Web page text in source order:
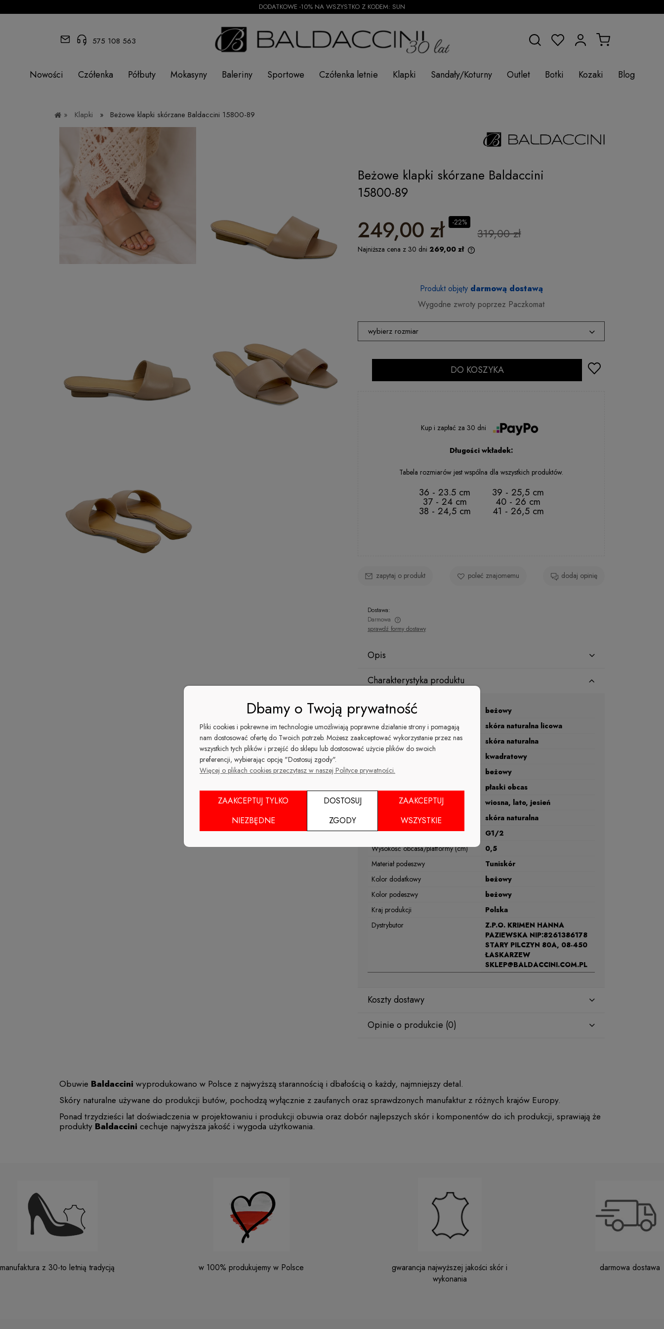
DODATKOWE -10% NA WSZYSTKO Z KODEM: SUN
575 108 563
Nowości Czółenka Półbuty Mokasyny Baleriny Sportowe Czółenka letnie Klapki Sandały/Koturny Outlet Botki Kozaki Blog
» Klapki » Beżowe klapki skórzane Baldaccini 15800-89
Beżowe klapki skórzane Baldaccini
15800-89
249,00 zł 319,00 zł
-22%
Najniższa cena z 30 dni 269,00 zł
Produkt objętydarmową dostawą
Wygodne zwroty poprzez Paczkomat
wybierz rozmiar
2 - 5 dni rob.
DO KOSZYKA
Kup i zapłać za30 dni
Długości wkładek:
Tabela rozmiarów jest wspólna dla wszystkich produktów.
36 - 23.5 cm
37 - 24 cm
38 - 24,5 cm
39 - 25,5 cm
40 - 26 cm
41 - 26,5 cm
zapytaj o produkt poleć znajomemu dodaj opinię
Dostawa:
Darmowa
sprawdź formy dostawy
Opis
Charakterystyka produktu
Kolor
beżowy
Wierzch
skóra naturalna licowa
Materiał podszewki
skóra naturalna
kwadratowy
Kolor
beżowy
płaski obcas
wiosna, lato, jesień
Materiał wkładki
skóra naturalna
Tęgość
G1/2
Wysokość obcasa/platformy (cm)
0,5
Materiał podeszwy
Tuniskór
Kolor dodatkowy
beżowy
Kolor podeszwy
beżowy
Kraj produkcji
Polska
Dystrybutor
Z.P.O. KRIMEN HANNA
PAZIEWSKA NIP:8261386178
STARY PILCZYN 80A, 08-450
ŁASKARZEW
SKLEP@BALDACCINI.COM.PL
Koszty dostawy
Opinie o produkcie (0)
Obuwie Baldaccini wyprodukowano w Polsce z najwyższą starannością i dbałością o każdy, najmniejszy detal.
Skóry naturalne używane do produkcji butów, pochodzą wyłącznie z zaufanych oraz sprawdzonych manufaktur z różnych krajów Europy.
Ponad trzydzieści lat doświadczenia w projektowaniu i produkcji obuwia oraz dobór najlepszych skór i komponentów do ich produkcji, sprawiają że
produkty Baldaccini cechuje najwyższa jakość i wygoda użytkowania.
manufaktura z 30-to letnią tradycją w 100% produkujemy w Polsce
gwarancja najwyższej jakości skór i
wykonania
darmowa dostawa
Dbamy o Twoją prywatność
Pliki cookies i pokrewne im technologie umożliwiają poprawne działanie strony i pomagają
nam dostosować ofertę do Twoich potrzeb. Możesz zaakceptować wykorzystanie przez nas
wszystkich tych plików i przejść do sklepu lub dostosować użycie plików do swoich
preferencji, wybierając opcję "Dostosuj zgody".
Więcej o plikach cookies przeczytasz w naszej Polityce prywatności.
ZAAKCEPTUJ TYLKO
NIEZBĘDNE
DOSTOSUJ
ZGODY
ZAAKCEPTUJ
WSZYSTKIE